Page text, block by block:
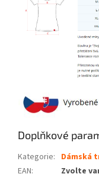
Doplňkové
Kategorie: Dámská
EAN: Zvolte